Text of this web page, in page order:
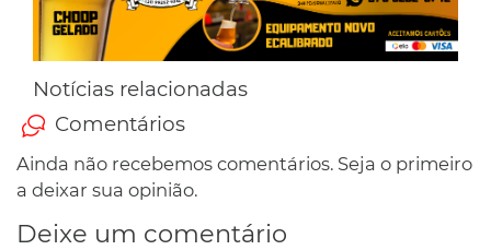
Notícias relacionadas
Comentários
Ainda não recebemos comentários. Seja o primeiro
a deixar sua opinião.
Deixe um comentário